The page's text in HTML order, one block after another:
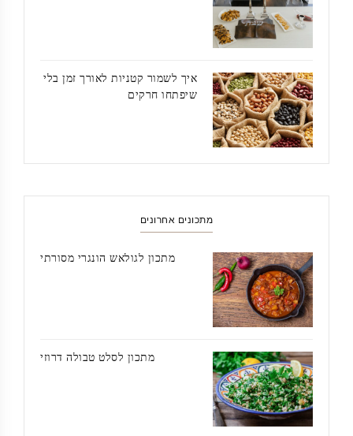
איך לשמור קטניות לאורך זמן בלי
שיפתחו חרקים
מתכונים אחרונים
מתכון לגולאש הונגרי מסורתי
מתכון לסלט טבולה דרוזי